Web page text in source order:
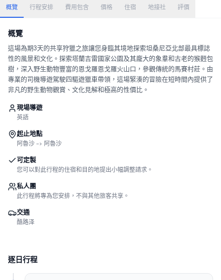
概覽 行程安排 費用包含 價格 住宿 地接社 評價
概覽
這場為期3天的共享狩獵之旅讓您身臨其境地探索坦桑尼亞北部最具標誌
性的風景和文化。探索塔蘭吉雷國家公園及其龐大的象羣和古老的猴麪包
樹，深入野生動物豐富的恩戈羅恩戈羅火山口，參觀傳統的馬賽村莊。由
專業的司機導遊駕駛四驅遊獵車帶領，這場緊湊的冒險在短時間內提供了
非凡的野生動物觀賞、文化見解和極高的性價比。
現場導遊
英語
起止地點
阿魯沙 -> 阿魯沙
可定製
您可以對此行程的住宿和目的地提出小幅調整請求。
私人團
此行程將專為您安排，不與其他旅客共享。
交通
酷路泽
逐日行程